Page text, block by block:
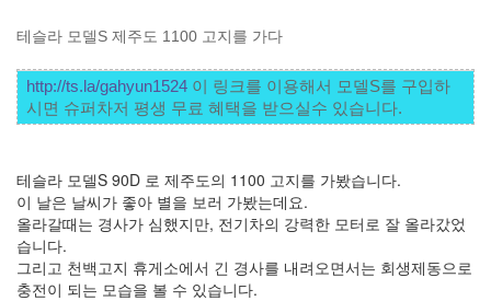
테슬라 모델S 제주도 1100 고지를 가다
http://ts.la/gahyun1524 이 링크를 이용해서 모델S를 구입하
시면 슈퍼차저 평생 무료 혜택을 받으실수 있습니다.
테슬라 모델S 90D 로 제주도의 1100 고지를 가봤습니다.
이 날은 날씨가 좋아 별을 보러 가봤는데요.
올라갈때는 경사가 심했지만, 전기차의 강력한 모터로 잘 올라갔었
습니다.
그리고 천백고지 휴게소에서 긴 경사를 내려오면서는 회생제동으로
충전이 되는 모습을 볼 수 있습니다.
델
전
ubuntu
PSP
Linux
90D